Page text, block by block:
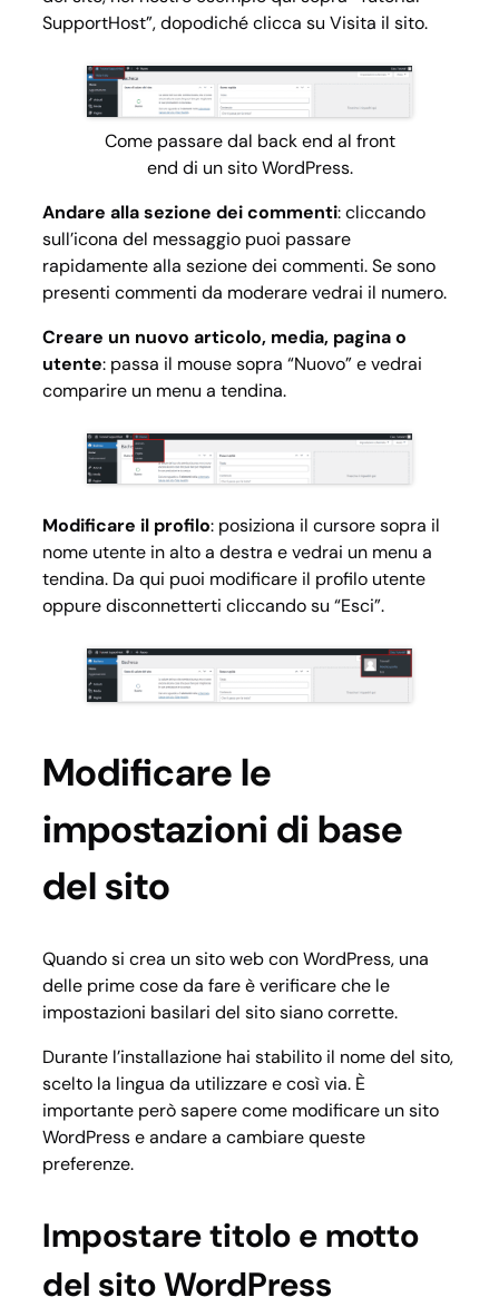
SupportHost”, dopodiché clicca su Visita il sito.
Come passare dal back end al front
end di un sito WordPress.
Andare alla sezione dei commenti: cliccando
sull’icona del messaggio puoi passare
rapidamente alla sezione dei commenti. Se sono
presenti commenti da moderare vedrai il numero.
Creare un nuovo articolo, media, pagina o
utente: passa il mouse sopra “Nuovo” e vedrai
comparire un menu a tendina.
Modificare il profilo: posiziona il cursore sopra il
nome utente in alto a destra e vedrai un menu a
tendina. Da qui puoi modificare il profilo utente
oppure disconnetterti cliccando su “Esci”.
Modificare le
impostazioni di base
del sito
Quando si crea un sito web con WordPress, una
delle prime cose da fare è verificare che le
impostazioni basilari del sito siano corrette.
Durante l’installazione hai stabilito il nome del sito,
scelto la lingua da utilizzare e così via. È
importante però sapere come modificare un sito
WordPress e andare a cambiare queste
preferenze.
Impostare titolo e motto
del sito WordPress